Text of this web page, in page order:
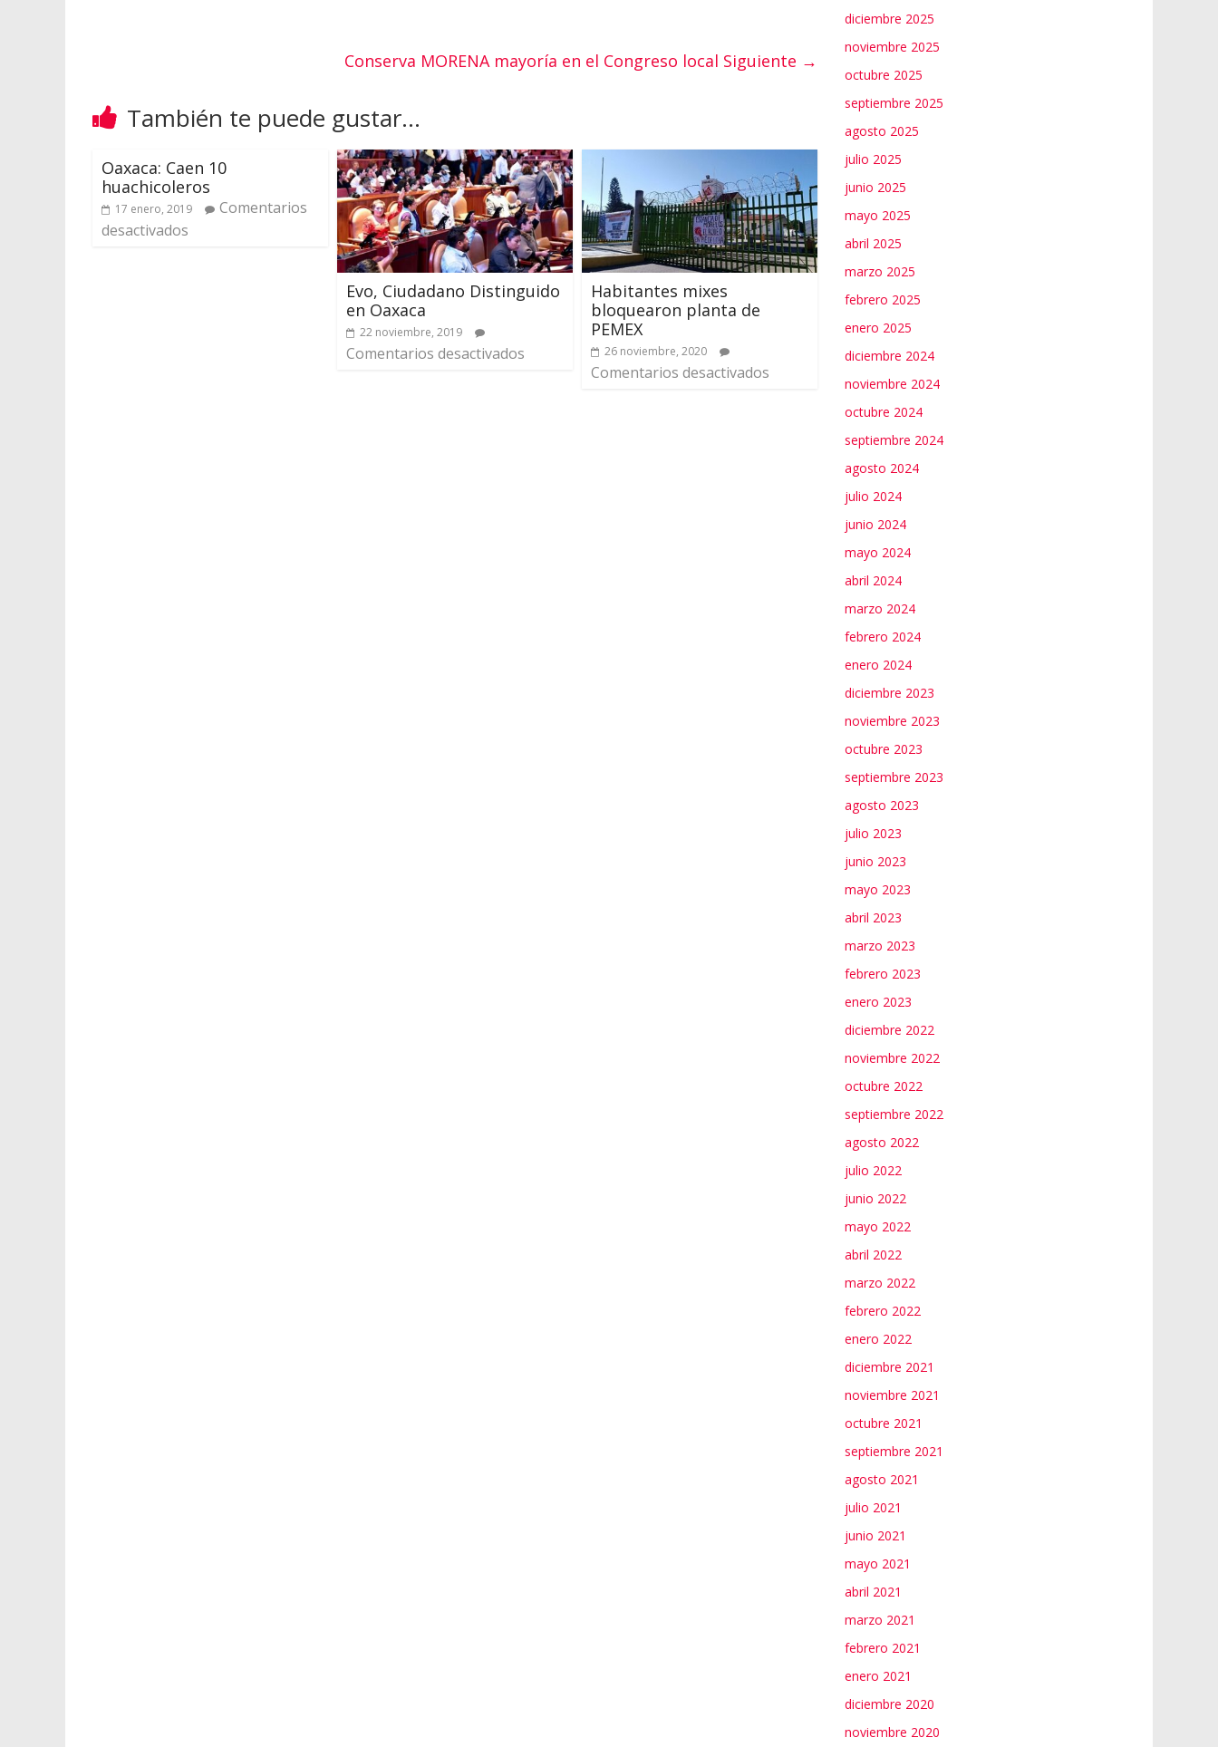
Conserva MORENA mayoría en el Congreso local Siguiente →
También te puede gustar...
Oaxaca: Caen 10
huachicoleros
17 enero, 2019
Comentarios
desactivados
Evo, Ciudadano Distinguido
en Oaxaca
22 noviembre, 2019
Comentarios desactivados
Habitantes mixes
bloquearon planta de
PEMEX
26 noviembre, 2020
Comentarios desactivados
diciembre 2025
noviembre 2025
octubre 2025
septiembre 2025
agosto 2025
julio 2025
junio 2025
mayo 2025
abril 2025
marzo 2025
febrero 2025
enero 2025
diciembre 2024
noviembre 2024
octubre 2024
septiembre 2024
agosto 2024
julio 2024
junio 2024
mayo 2024
abril 2024
marzo 2024
febrero 2024
enero 2024
diciembre 2023
noviembre 2023
octubre 2023
septiembre 2023
agosto 2023
julio 2023
junio 2023
mayo 2023
abril 2023
marzo 2023
febrero 2023
enero 2023
diciembre 2022
noviembre 2022
octubre 2022
septiembre 2022
agosto 2022
julio 2022
junio 2022
mayo 2022
abril 2022
marzo 2022
febrero 2022
enero 2022
diciembre 2021
noviembre 2021
octubre 2021
septiembre 2021
agosto 2021
julio 2021
junio 2021
mayo 2021
abril 2021
marzo 2021
febrero 2021
enero 2021
diciembre 2020
noviembre 2020